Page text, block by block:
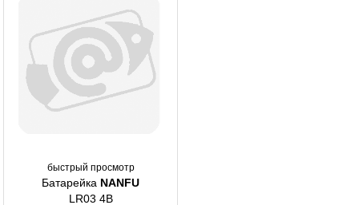
быстрый просмотр
Батарейка NANFU
LR03 4B